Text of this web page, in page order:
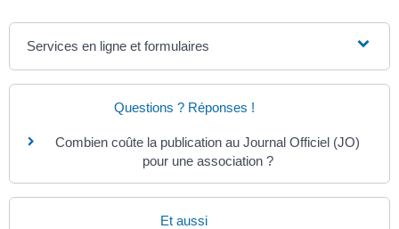
Services en ligne et formulaires
Questions ? Réponses !
Combien coûte la publication au Journal Officiel (JO)
pour une association ?
Et aussi